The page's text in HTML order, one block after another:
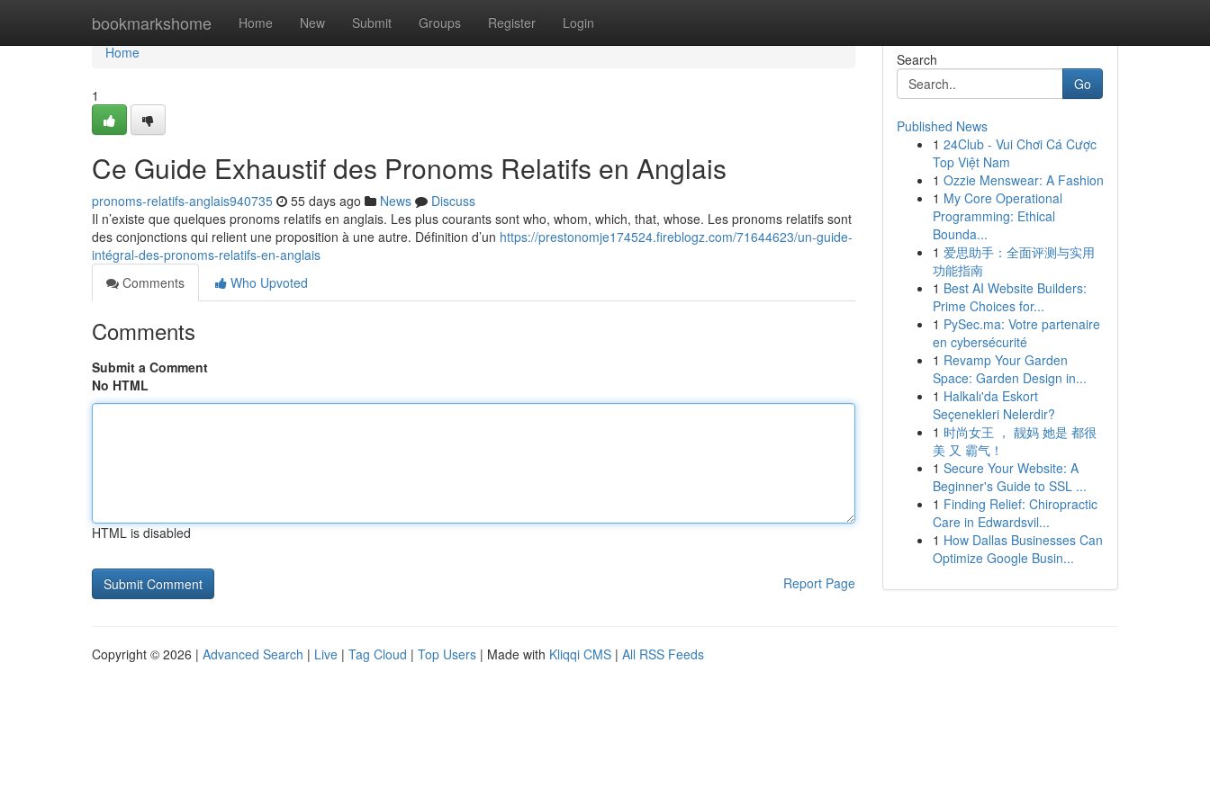
bookmarkshome Home New Submit Groups Register Login
Home
Home
1
Ce Guide Exhaustif des Pronoms Relatifs en Anglais
pronoms-relatifs-anglais940735 55 days ago News
Discuss
Il n’existe que quelques pronoms relatifs en anglais. Les plus courants sont who, whom, which, that, whose. Les pronoms relatifs sont
des conjonctions qui relient une proposition à une autre. Définition d’un https://prestonomje174524.fireblogz.com/71644623/un-guide-
intégral-des-pronoms-relatifs-en-anglais
Comments
Who Upvoted
Comments
Submit a Comment
No HTML
HTML is disabled
Report Page
Search
Go
Published News
1 24Club - Vui Chơi Cá Cược
Top Việt Nam
1 Ozzie Menswear: A Fashion
1 My Core Operational
Programming: Ethical
Bounda...
1 爱思助手：全面评测与实用
功能指南
1 Best AI Website Builders:
Prime Choices for...
1 PySec.ma: Votre partenaire
en cybersécurité
1 Revamp Your Garden
Space: Garden Design in...
1 Halkalı'da Eskort
Seçenekleri Nelerdir?
1 时尚女王 ， 靓妈 她是 都很
美 又 霸气！
1 Secure Your Website: A
Beginner's Guide to SSL ...
1 Finding Relief: Chiropractic
Care in Edwardsvil...
1 How Dallas Businesses Can
Optimize Google Busin...
Copyright © 2026 | Advanced Search | Live | Tag Cloud | Top Users | Made with Kliqqi CMS | All RSS Feeds